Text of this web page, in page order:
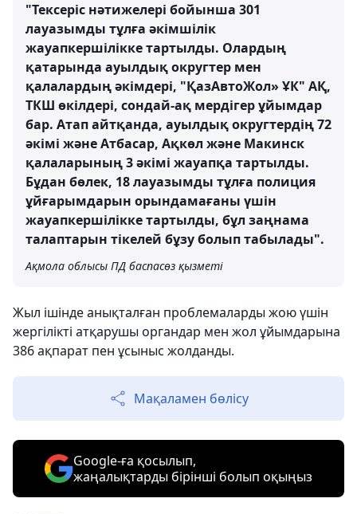
"Тексеріс нәтижелері бойынша 301
лауазымды тұлға әкімшілік
жауапкершілікке тартылды. Олардың
қатарында ауылдық округтер мен
қалалардың әкімдері, "ҚазАвтоЖол» ҰК" АҚ,
ТКШ өкілдері, сондай-ақ мердігер ұйымдар
бар. Атап айтқанда, ауылдық округтердің 72
әкімі және Атбасар, Ақкөл және Макинск
қалаларының 3 әкімі жауапқа тартылды.
Бұдан бөлек, 18 лауазымды тұлға полиция
ұйғарымдарын орындамағаны үшін
жауапкершілікке тартылды, бұл заңнама
талаптарын тікелей бұзу болып табылады".
Ақмола облысы ПД баспасөз қызметі
Жыл ішінде анықталған проблемаларды жою үшін
жергілікті атқарушы органдар мен жол ұйымдарына
386 ақпарат пен ұсыныс жолданды.
Мақаламен бөлісу
Google-ға қосылып,
жаңалықтарды бірінші болып оқыңыз